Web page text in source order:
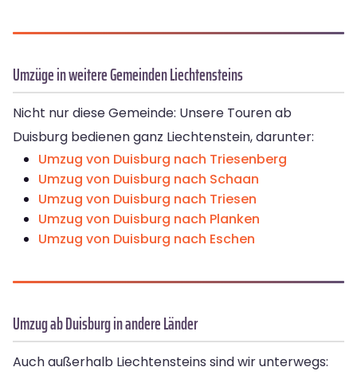
Umzüge in weitere Gemeinden Liechtensteins
Nicht nur diese Gemeinde: Unsere Touren ab
Duisburg bedienen ganz Liechtenstein, darunter:
Umzug von Duisburg nach Triesenberg
Umzug von Duisburg nach Schaan
Umzug von Duisburg nach Triesen
Umzug von Duisburg nach Planken
Umzug von Duisburg nach Eschen
Umzug ab Duisburg in andere Länder
Auch außerhalb Liechtensteins sind wir unterwegs: